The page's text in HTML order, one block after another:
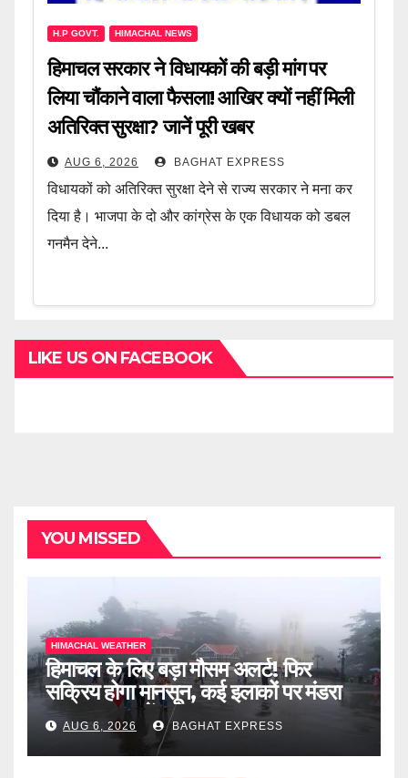
H.P GOVT. HIMACHAL NEWS
हिमाचल सरकार ने विधायकों की बड़ी मांग पर
लिया चौंकाने वाला फैसला! आखिर क्यों नहीं मिली
अतिरिक्त सुरक्षा? जानें पूरी खबर
AUG 6, 2026 BAGHAT EXPRESS
विधायकों को अतिरिक्त सुरक्षा देने से राज्य सरकार ने मना कर
दिया है। भाजपा के दो और कांग्रेस के एक विधायक को डबल
गनमैन देने...
LIKE US ON FACEBOOK
YOU MISSED
HIMACHAL WEATHER
हिमाचल के लिए बड़ा मौसम अलर्ट! फिर
सक्रिय होगा मानसून, कई इलाकों पर मंडरा
रहा खतरा, जानें पूरी खबर
AUG 6, 2026 BAGHAT EXPRESS